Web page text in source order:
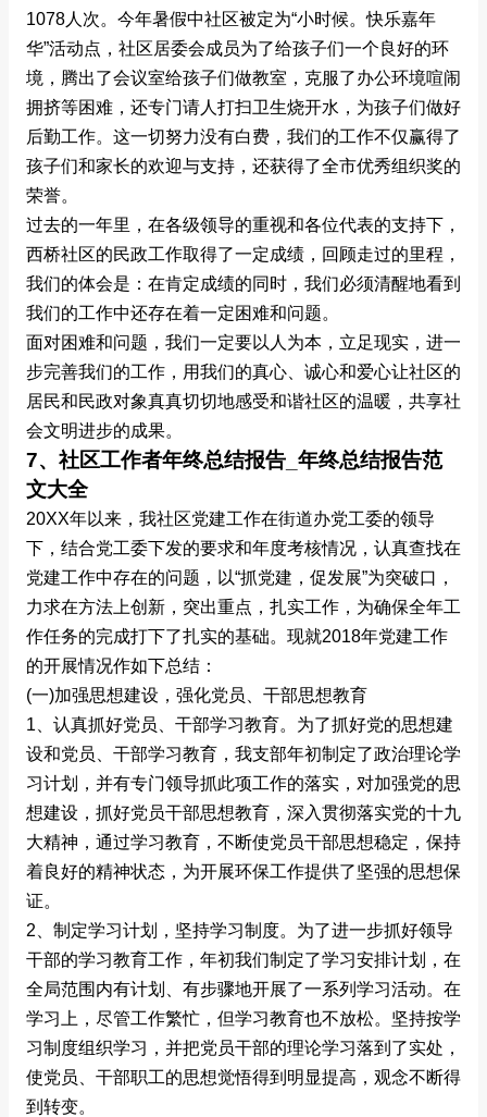
1078人次。今年暑假中社区被定为“小时候。快乐嘉年
华”活动点，社区居委会成员为了给孩子们一个良好的环
境，腾出了会议室给孩子们做教室，克服了办公环境喧闹
拥挤等困难，还专门请人打扫卫生烧开水，为孩子们做好
后勤工作。这一切努力没有白费，我们的工作不仅赢得了
孩子们和家长的欢迎与支持，还获得了全市优秀组织奖的
荣誉。
过去的一年里，在各级领导的重视和各位代表的支持下，
西桥社区的民政工作取得了一定成绩，回顾走过的里程，
我们的体会是：在肯定成绩的同时，我们必须清醒地看到
我们的工作中还存在着一定困难和问题。
面对困难和问题，我们一定要以人为本，立足现实，进一
步完善我们的工作，用我们的真心、诚心和爱心让社区的
居民和民政对象真真切切地感受和谐社区的温暖，共享社
会文明进步的成果。
7、社区工作者年终总结报告_年终总结报告范
文大全
20XX年以来，我社区党建工作在街道办党工委的领导
下，结合党工委下发的要求和年度考核情况，认真查找在
党建工作中存在的问题，以“抓党建，促发展”为突破口，
力求在方法上创新，突出重点，扎实工作，为确保全年工
作任务的完成打下了扎实的基础。现就2018年党建工作
的开展情况作如下总结：
(一)加强思想建设，强化党员、干部思想教育
1、认真抓好党员、干部学习教育。为了抓好党的思想建
设和党员、干部学习教育，我支部年初制定了政治理论学
习计划，并有专门领导抓此项工作的落实，对加强党的思
想建设，抓好党员干部思想教育，深入贯彻落实党的十九
大精神，通过学习教育，不断使党员干部思想稳定，保持
着良好的精神状态，为开展环保工作提供了坚强的思想保
证。
2、制定学习计划，坚持学习制度。为了进一步抓好领导
干部的学习教育工作，年初我们制定了学习安排计划，在
全局范围内有计划、有步骤地开展了一系列学习活动。在
学习上，尽管工作繁忙，但学习教育也不放松。坚持按学
习制度组织学习，并把党员干部的理论学习落到了实处，
使党员、干部职工的思想觉悟得到明显提高，观念不断得
到转变。